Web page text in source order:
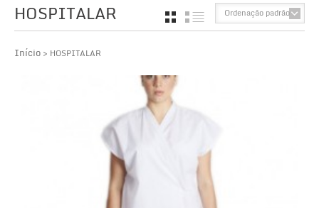
HOSPITALAR Ordenação padrão
GRID LIST
Início > HOSPITALAR